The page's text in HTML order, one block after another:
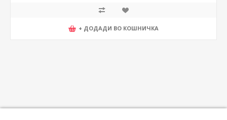
+ ДОДАДИ ВО КОШНИЧКА